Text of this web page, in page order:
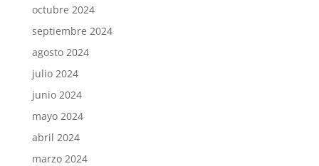
octubre 2024
septiembre 2024
agosto 2024
julio 2024
junio 2024
mayo 2024
abril 2024
marzo 2024